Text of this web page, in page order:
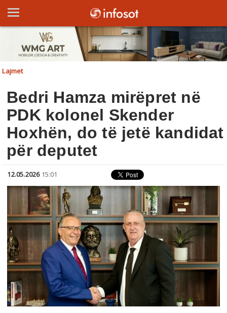
Lajmet
Bedri Hamza mirëpret në
PDK kolonel Skender
Hoxhën, do të jetë kandidat
për deputet
12.05.2026 15:01